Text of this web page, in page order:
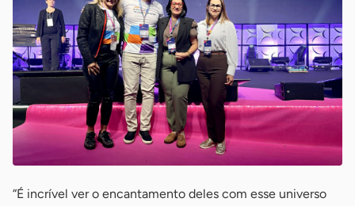
“É incrível ver o encantamento deles com esse universo